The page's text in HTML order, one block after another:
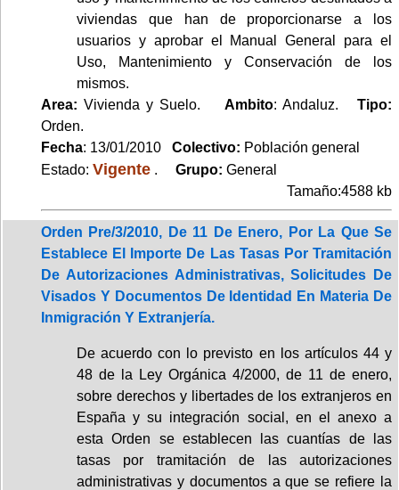
viviendas que han de proporcionarse a los
usuarios y aprobar el Manual General para el
Uso, Mantenimiento y Conservación de los
mismos.
Area: Vivienda y Suelo.Ambito: Andaluz.Tipo:
Orden.
Fecha: 13/01/2010 Colectivo: Población general
Estado: Vigente . Grupo: General
Tamaño:4588 kb
Orden Pre/3/2010, De 11 De Enero, Por La Que Se
Establece El Importe De Las Tasas Por Tramitación
De Autorizaciones Administrativas, Solicitudes De
Visados Y Documentos De Identidad En Materia De
Inmigración Y Extranjería.
De acuerdo con lo previsto en los artículos 44 y
48 de la Ley Orgánica 4/2000, de 11 de enero,
sobre derechos y libertades de los extranjeros en
España y su integración social, en el anexo a
esta Orden se establecen las cuantías de las
tasas por tramitación de las autorizaciones
administrativas y documentos a que se refiere la